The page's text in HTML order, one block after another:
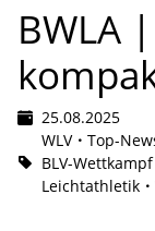
BWLA
25.08.2025
WLV
Top-
BLV-Wettkampf
Leichtathletik